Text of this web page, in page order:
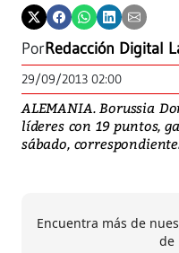
PorRedacción Digital
29/09/2013 02:00
ALEMANIA. Borussia
líderes con 19 puntos,
sábado,
Encuentra más de
de